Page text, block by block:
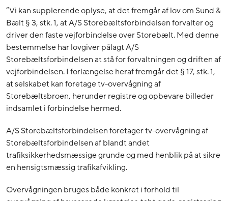
”Vi kan supplerende oplyse, at det fremgår af lov om Sund &
Bælt § 3, stk. 1, at A/S Storebæltsforbindelsen forvalter og
driver den faste vejforbindelse over Storebælt. Med denne
bestemmelse har lovgiver pålagt A/S
Storebæltsforbindelsen at stå for forvaltningen og driften af
vejforbindelsen. I forlængelse heraf fremgår det § 17, stk. 1,
at selskabet kan foretage tv-overvågning af
Storebæltsbroen, herunder registre og opbevare billeder
indsamlet i forbindelse hermed.
A/S Storebæltsforbindelsen foretager tv-overvågning af
Storebæltsforbindelsen af blandt andet
trafiksikkerhedsmæssige grunde og med henblik på at sikre
en hensigtsmæssig trafikafvikling.
Overvågningen bruges både konkret i forhold til